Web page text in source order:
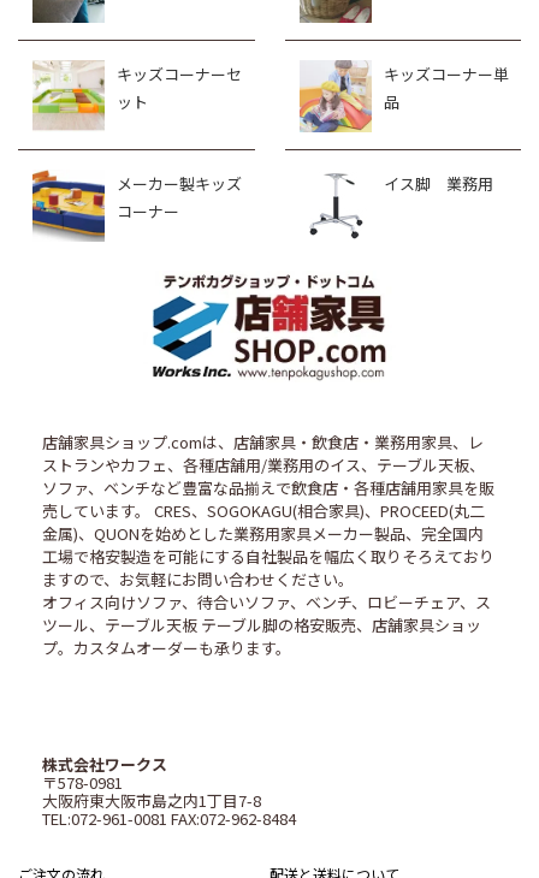
キッズコーナーセ
ット
キッズコーナー単
品
メーカー製キッズ
コーナー
イス脚 業務用
店舗家具ショップ.comは、店舗家具・飲食店・業務用家具、レ
ストランやカフェ、各種店舗用/業務用のイス、テーブル天板、
ソファ、ベンチなど豊富な品揃えで飲食店・各種店舗用家具を販
売しています。 CRES、SOGOKAGU(相合家具)、PROCEED(丸二
金属)、QUONを始めとした業務用家具メーカー製品、完全国内
工場で格安製造を可能にする自社製品を幅広く取りそろえており
ますので、お気軽にお問い合わせください。
オフィス向けソファ、待合いソファ、ベンチ、ロビーチェア、ス
ツール、テーブル天板 テーブル脚の格安販売、店舗家具ショッ
プ。カスタムオーダーも承ります。
株式会社ワークス
〒578-0981
大阪府東大阪市島之内1丁目7-8
TEL:072-961-0081 FAX:072-962-8484
ご注文の流れ 配送と送料について